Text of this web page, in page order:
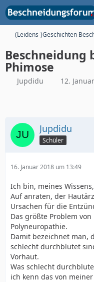
(Leidens-)Geschichten
Beschneidung
Phimose
Jupdidu 12.
Jupdidu
Schüler
16. Januar 2018 um 13:49
Ich bin, meines
Auf anraten, der
Ursachen für die
Das größte Problem
Polyneuropathie.
Damit bezeichnet man,
schlecht durchblutet
Vorhaut.
Was schlecht
ich kenn das von